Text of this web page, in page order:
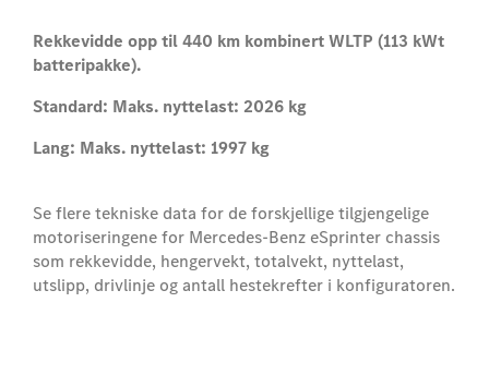
Rekkevidde opp til 440 km kombinert WLTP (113 kWt
batteripakke).
Standard: Maks. nyttelast: 2026 kg
Lang: Maks. nyttelast: 1997 kg
Se flere tekniske data for de forskjellige tilgjengelige
motoriseringene for Mercedes-Benz eSprinter chassis
som rekkevidde, hengervekt, totalvekt, nyttelast,
utslipp, drivlinje og antall hestekrefter i konfiguratoren.